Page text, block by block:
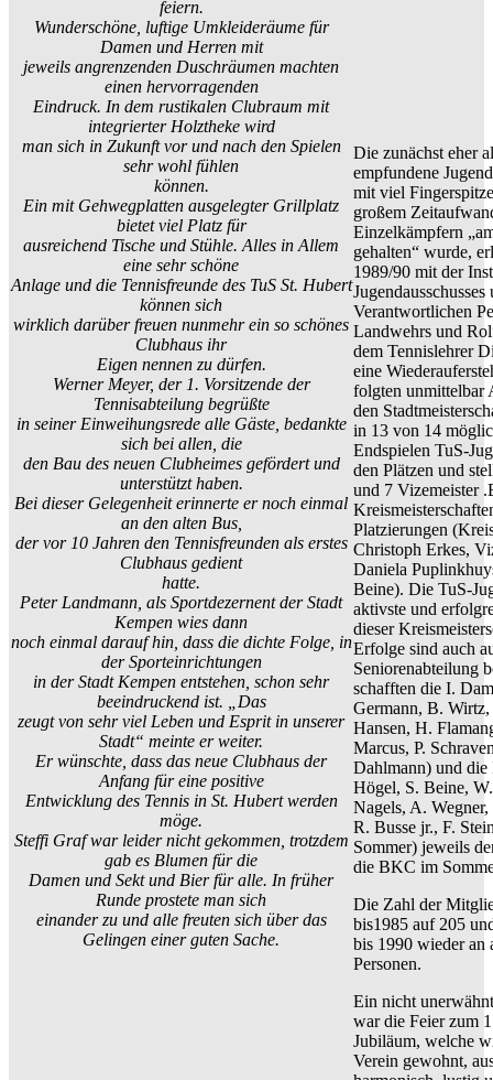
feiern.
Wunderschöne, luftige Umkleideräume für
Damen und Herren mit
jeweils angrenzenden Duschräumen machten
einen hervorragenden
Eindruck. In dem rustikalen Clubraum mit
integrierter Holztheke wird
man sich in Zukunft vor und nach den Spielen
sehr wohl fühlen
können.
Ein mit Gehwegplatten ausgelegter Grillplatz
bietet viel Platz für
ausreichend Tische und Stühle. Alles in Allem
eine sehr schöne
Anlage und die Tennisfreunde des TuS St. Hubert
können sich
wirklich darüber freuen nunmehr ein so schönes
Clubhaus ihr
Eigen nennen zu dürfen.
Werner Meyer, der 1. Vorsitzende der
Tennisabteilung begrüßte
in seiner Einweihungsrede alle Gäste, bedankte
sich bei allen, die
den Bau des neuen Clubheimes gefördert und
unterstützt haben.
Bei dieser Gelegenheit erinnerte er noch einmal
an den alten Bus,
der vor 10 Jahren den Tennisfreunden als erstes
Clubhaus gedient
hatte.
Peter Landmann, als Sportdezernent der Stadt
Kempen wies dann
noch einmal darauf hin, dass die dichte Folge, in
der Sporteinrichtungen
in der Stadt Kempen entstehen, schon sehr
beeindruckend ist. „Das
zeugt von sehr viel Leben und Esprit in unserer
Stadt“ meinte er weiter.
Er wünschte, dass das neue Clubhaus der
Anfang für eine positive
Entwicklung des Tennis in St. Hubert werden
möge.
Steffi Graf war leider nicht gekommen, trotzdem
gab es Blumen für die
Damen und Sekt und Bier für alle. In früher
Runde prostete man sich
einander zu und alle freuten sich über das
Gelingen einer guten Sache.
Die zunächst eher
empfundene
mit viel
großem
Einzelkämpfern
gehalten“ wurde,
1989/90 mit der
Jugendausschusses
Verantwortlichen
Landwehrs und
dem Tennislehrer
eine
folgten unmittelbar
den
in 13 von 14
Endspielen TuS-
den Plätzen und
und 7 Vizemeister
Platzierungen
Christoph Erkes,
Daniela
Beine). Die TuS-
aktivste und
dieser
Erfolge sind auch
Seniorenabteilung
schafften die I.
Germann, B.
Hansen, H.
Marcus, P.
Dahlmann) und
Högel, S. Beine,
Nagels, A.
R. Busse jr., F.
Sommer) jeweils
die BKC im
Die Zahl der
bis1985 auf 205
bis 1990 wieder an
Personen.
Ein nicht
war die Feier zum
Jubiläum, welche
Verein gewohnt,